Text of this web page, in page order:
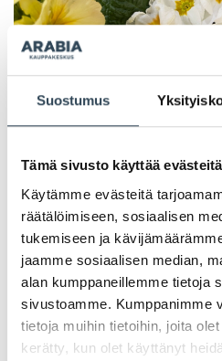
Suostumus
Tämä sivusto käyttää evästeitä
Käytämme evästeitä
räätälöimiseen, sosiaalisen
tukemiseen ja
jaamme sosiaalisen median,
alan kumppaneillemme tietoja
sivustoamme. Kumppanimme
tietoja muihin tietoihin, joita
kerätty, kun olet käyttänyt